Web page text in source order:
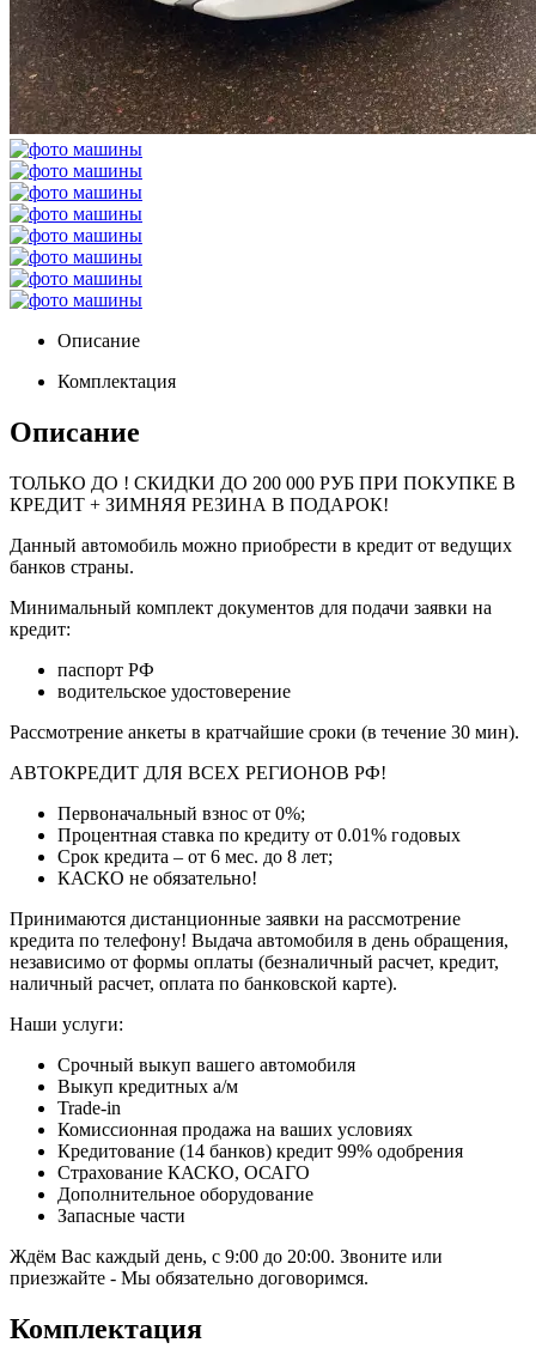
Описание
Комплектация
Описание
ТОЛЬКО ДО ! СКИДКИ ДО 200 000 РУБ ПРИ ПОКУПКЕ В
КРЕДИТ + ЗИМНЯЯ РЕЗИНА В ПОДАРОК!
Данный автомобиль можно приобрести в кредит от ведущих
банков страны.
Минимальный комплект документов для подачи заявки на
кредит:
паспорт РФ
водительское удостоверение
Рассмотрение анкеты в кратчайшие сроки (в течение 30 мин).
АВТОКРЕДИТ ДЛЯ ВСЕХ РЕГИОНОВ РФ!
Первоначальный взнос от 0%;
Процентная ставка по кредиту от 0.01% годовых
Срок кредита – от 6 мес. до 8 лет;
КАСКО не обязательно!
Принимаются дистанционные заявки на рассмотрение
кредита по телефону! Выдача автомобиля в день обращения,
независимо от формы оплаты (безналичный расчет, кредит,
наличный расчет, оплата по банковской карте).
Наши услуги:
Срочный выкуп вашего автомобиля
Выкуп кредитных а/м
Trade-in
Комиссионная продажа на ваших условиях
Кредитование (14 банков) кредит 99% одобрения
Страхование КАСКО, ОСАГО
Дополнительное оборудование
Запасные части
Ждём Вас каждый день, с 9:00 до 20:00. Звоните или
приезжайте - Мы обязательно договоримся.
Комплектация